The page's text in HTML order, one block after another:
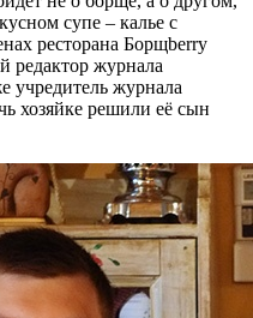
супе – калье с
ресторана Борщberry
редактор журнала
учредитель журнала
хозяйке решили её сын